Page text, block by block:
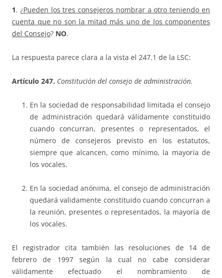
1. ¿Pueden los tres consejeros nombrar a otro teniendo en
cuenta que no son la mitad más uno de los componentes
del Consejo? NO.
La respuesta parece clara a la vista el 247.1 de la LSC:
Artículo 247. Constitución del consejo de administración.
En la sociedad de responsabilidad limitada el consejo
de administración quedará válidamente constituido
cuando concurran, presentes o representados, el
número de consejeros previsto en los estatutos,
siempre que alcancen, como mínimo, la mayoría de
los vocales.
En la sociedad anónima, el consejo de administración
quedará validamente constituido cuando concurran a
la reunión, presentes o representados, la mayoría de
los vocales.
El registrador cita también las resoluciones de 14 de
febrero de 1997 según la cual no cabe considerar
válidamente efectuado el nombramiento de